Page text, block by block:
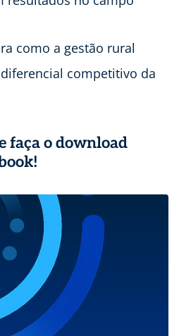
como a gestão rural
competitivo da
faça o download